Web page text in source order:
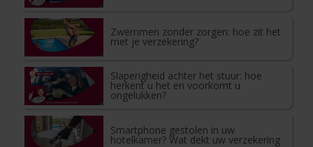
Zwemmen zonder zorgen: hoe zit het
met je verzekering?
Slaperigheid achter het stuur: hoe
herkent u het en voorkomt u
ongelukken?
Smartphone gestolen in uw
hotelkamer? Wat dekt uw verzekering